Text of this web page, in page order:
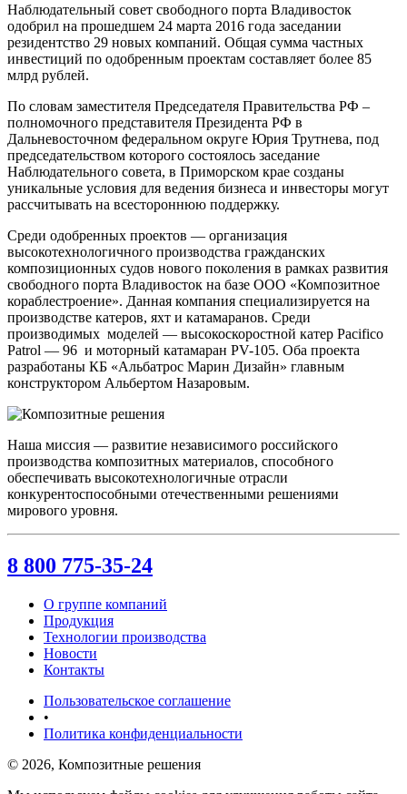
Наблюдательный совет свободного порта Владивосток
одобрил на прошедшем 24 марта 2016 года заседании
резидентство 29 новых компаний. Общая сумма частных
инвестиций по одобренным проектам составляет более 85
млрд рублей.
По словам заместителя Председателя Правительства РФ –
полномочного представителя Президента РФ в
Дальневосточном федеральном округе Юрия Трутнева, под
председательством которого состоялось заседание
Наблюдательного совета, в Приморском крае созданы
уникальные условия для ведения бизнеса и инвесторы могут
рассчитывать на всестороннюю поддержку.
Среди одобренных проектов — организация
высокотехнологичного производства гражданских
композиционных судов нового поколения в рамках развития
свободного порта Владивосток на базе ООО «Композитное
кораблестроение». Данная компания специализируется на
производстве катеров, яхт и катамаранов. Среди
производимых моделей — высокоскоростной катер Pacifico
Patrol — 96 и моторный катамаран PV-105. Оба проекта
разработаны КБ «Альбатрос Марин Дизайн» главным
конструктором Альбертом Назаровым.
Наша миссия — развитие независимого российского
производства композитных материалов, способного
обеспечивать высокотехнологичные отрасли
конкурентоспособными отечественными решениями
мирового уровня.
8 800 775-35-24
О группе компаний
Продукция
Технологии производства
Новости
Контакты
Пользовательское соглашение
•
Политика конфиденциальности
© 2026, Композитные решения